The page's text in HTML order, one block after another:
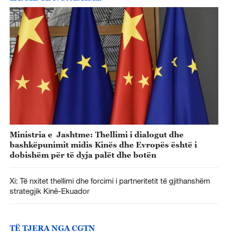
Ministria e Jashtme: Thellimi i dialogut dhe
bashkëpunimit midis Kinës dhe Evropës është i
dobishëm për të dyja palët dhe botën
Xi: Të nxitet thellimi dhe forcimi i partneritetit të gjithanshëm
strategjik Kinë-Ekuador
TË TJERA NGA CGTN